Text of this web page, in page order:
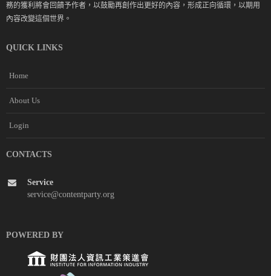
務的獲利將會回饋予作者，以鼓勵再創作出更好的內容，形成正向循環，以期用
內容改變這個世界。
QUICK LINKS
Home
About Us
Login
CONTACTS
Service
service@contentparty.org
POWERED BY